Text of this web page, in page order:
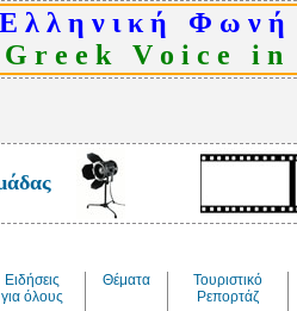
λ λ η ν ι κ ή Φ ω ν ή
r e e k V o i c e i n
Ειδήσεις
για όλους
Θέματα
Τουριστικό
Ρεπορτάζ